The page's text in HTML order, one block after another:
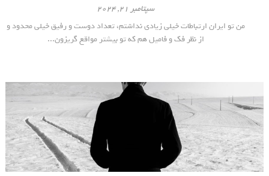
سپتامبر 21, 2024
من تو ایران ارتباطات خیلی زیادی نداشتم، تعداد دوست و رفیق خیلی محدود و
از نظر فک و فامیل هم که تو بیشتر مواقع گریزون...